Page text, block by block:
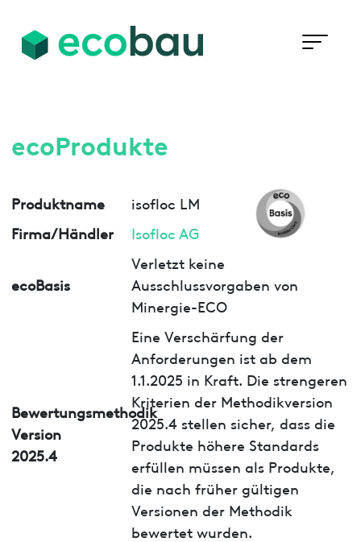
ecoProdukte
Produktname
isofloc LM
Firma/Händler
Isofloc AG
ecoBasis
Verletzt keine
Ausschlussvorgaben von
Minergie-ECO
Bewertungsmethodik
Version
2025.4
Eine Verschärfung der
Anforderungen ist ab dem
1.1.2025 in Kraft. Die strengeren
Kriterien der Methodikversion
2025.4 stellen sicher, dass die
Produkte höhere Standards
erfüllen müssen als Produkte,
die nach früher gültigen
Versionen der Methodik
bewertet wurden.